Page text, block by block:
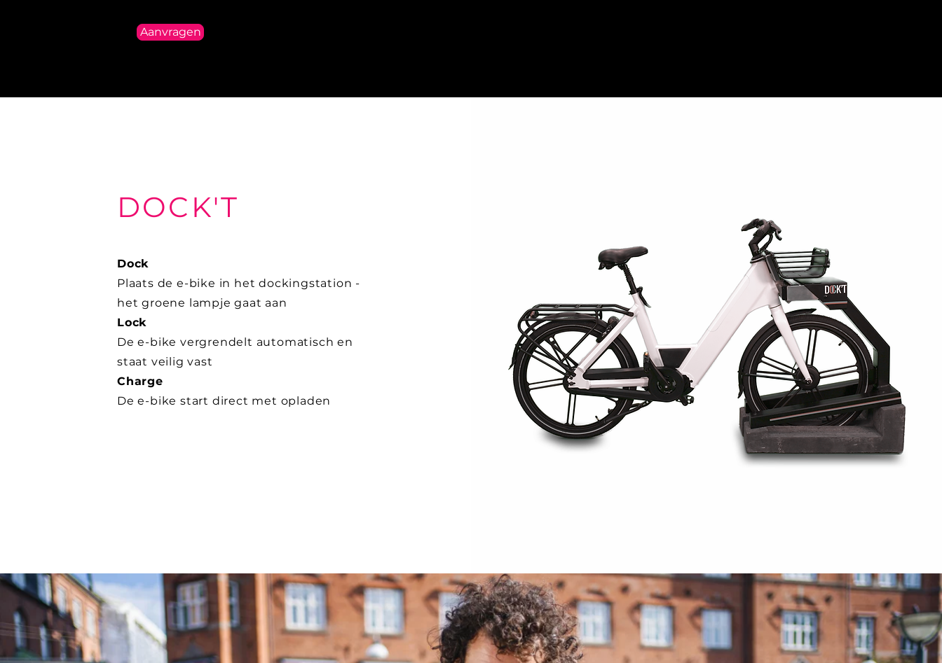
Aanvragen
DOCK'T
Dock
Plaats de e-bike in het dockingstation -
het groene lampje gaat aan
Lock
De e-bike vergrendelt automatisch en
staat veilig vast
Charge
De e-bike start direct met opladen